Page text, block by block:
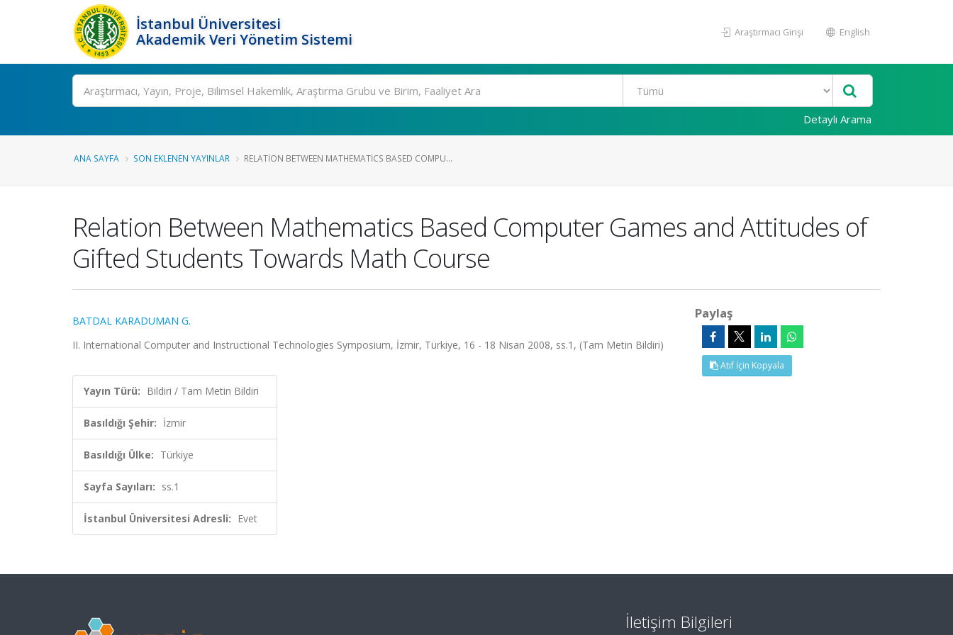
İstanbul Üniversitesi
Akademik Veri Yönetim Sistemi
Araştırmacı Girişi English
Ara
Detaylı Arama
ANA SAYFA SON EKLENEN YAYINLAR RELATION BETWEEN MATHEMATICS BASED COMPU...
Relation Between Mathematics Based Computer Games and Attitudes of
Gifted Students Towards Math Course
BATDAL KARADUMAN G.
II. International Computer and Instructional Technologies Symposium, İzmir, Türkiye, 16 - 18 Nisan 2008, ss.1, (Tam Metin Bildiri)
Yayın Türü: Bildiri / Tam Metin Bildiri
Basıldığı Şehir: İzmir
Basıldığı Ülke: Türkiye
Sayfa Sayıları: ss.1
İstanbul Üniversitesi Adresli: Evet
Paylaş
Atıf İçin Kopyala
İletişim Bilgileri